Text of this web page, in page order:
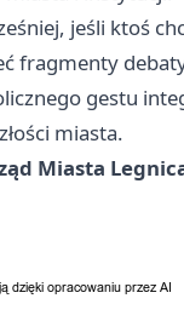
jeśli ktoś
fragmenty
gestu
miasta.
Miasta